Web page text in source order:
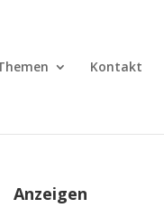
Kontakt
Anzeigen